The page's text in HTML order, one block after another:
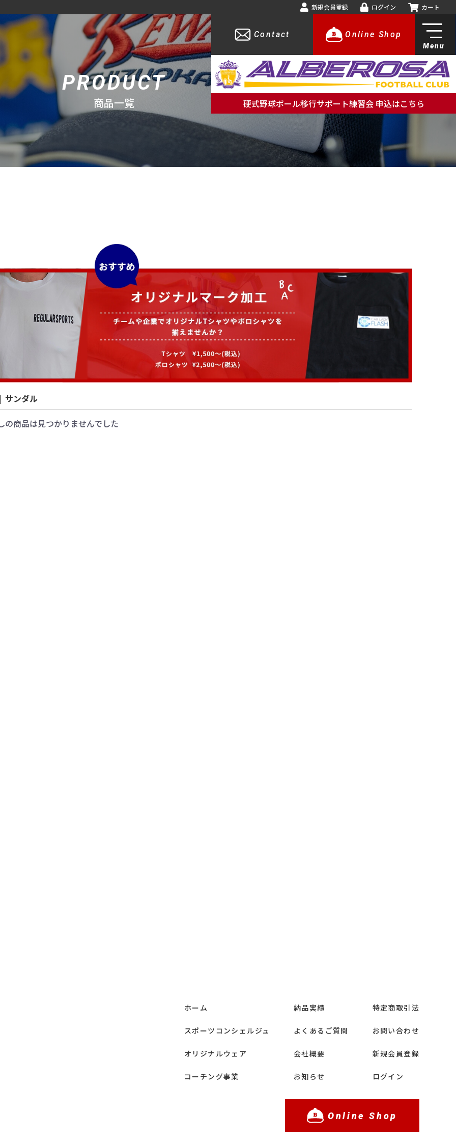
新規会員登録 ログイン カート
Contact Online Shop
Menu
硬式野球ボール移行サポート練習会 申込はこちら
オリジナルウェア・グッズ企画販売
コーチング事業
納品実績
よくあるご質問
会社概要
お知らせ
カート
ログイン
PRODUCT
商品一覧
| サンダル
の商品は見つかりませんでした
ホーム
スポーツコンシェルジュ
オリジナルウェア
コーチング事業
納品実績
よくあるご質問
会社概要
お知らせ
特定商取引法
お問い合わせ
新規会員登録
ログイン
Online Shop